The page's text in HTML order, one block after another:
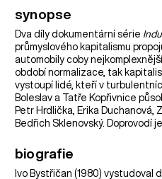
synopse
Dva díly dokumentární série
průmyslového kapitalismu
automobily coby
období normalizace, tak
vystoupí lidé, kteří v
Boleslav a Tatře Kopřivnice
Petr Hrdlička, Erika Duchanová,
Bedřich Sklenovský. Doprovodí
biografie
Ivo Bystřičan (1980) vystudoval